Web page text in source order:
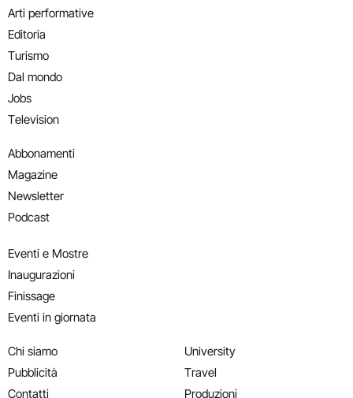
Arti performative
Editoria
Turismo
Dal mondo
Jobs
Television
Abbonamenti
Magazine
Newsletter
Podcast
Eventi e Mostre
Inaugurazioni
Finissage
Eventi in giornata
Chi siamo
Pubblicità
Contatti
University
Travel
Produzioni